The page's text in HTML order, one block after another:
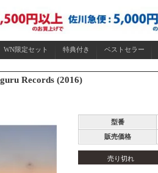
WN限定セット 特典付き ベストセラー
Records (2016)
型番
販売価格
売り切れ